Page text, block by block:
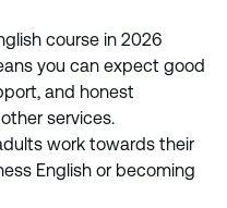
course in 2026
you can expect good
and honest
services.
work towards their
English or becoming